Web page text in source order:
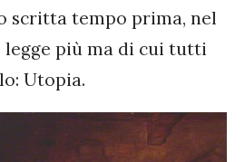
scritta tempo prima, nel
legge più ma di cui tutti
Utopia.